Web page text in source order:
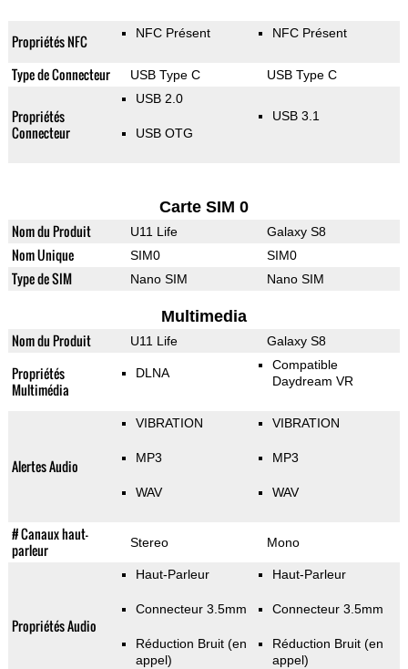
Propriétés NFC NFC Présent NFC Présent
Type de Connecteur USB Type C USB Type C
Propriétés
Connecteur
USB 2.0
USB OTG
USB 3.1
Carte SIM 0
Nom du Produit U11 Life Galaxy S8
Nom Unique SIM0 SIM0
Type de SIM Nano SIM Nano SIM
Multimedia
Nom du Produit U11 Life Galaxy S8
Propriétés
Multimédia
DLNA
Compatible
Daydream VR
Alertes Audio
VIBRATION
MP3
WAV
VIBRATION
MP3
WAV
# Canaux haut-
parleur
Stereo Mono
Propriétés Audio
Haut-Parleur
Connecteur 3.5mm
Réduction Bruit (en
appel)
Haut-Parleur
Connecteur 3.5mm
Réduction Bruit (en
appel)